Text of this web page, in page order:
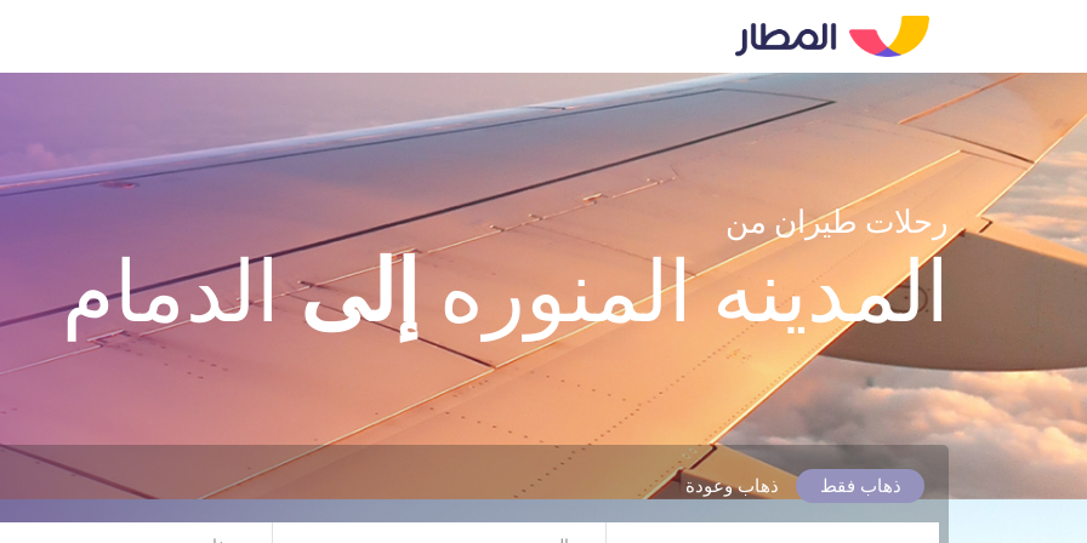
رحلات طيران من
المدينه المنورهإلىالدمام
ذهاب فقط ذهاب وعودة